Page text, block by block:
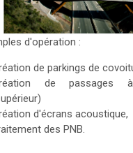
d'opération :
de parkings de
de passages
d'écrans acoustique,
des PNB.